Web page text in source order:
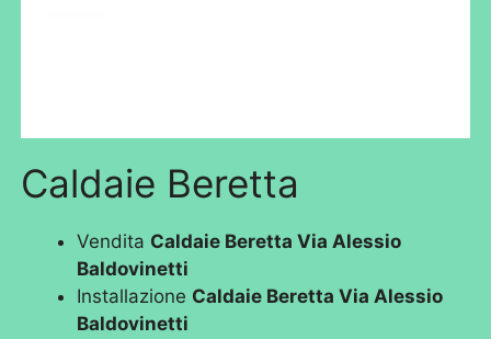
Caldaie Beretta
Vendita Caldaie Beretta Via Alessio
Baldovinetti
Installazione Caldaie Beretta Via Alessio
Baldovinetti